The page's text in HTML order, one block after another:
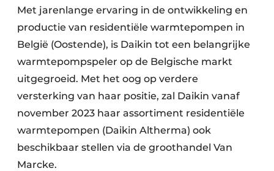
Met jarenlange ervaring in de ontwikkeling en
productie van residentiële warmtepompen in
België (Oostende), is Daikin tot een belangrijke
warmtepompspeler op de Belgische markt
uitgegroeid. Met het oog op verdere
versterking van haar positie, zal Daikin vanaf
november 2023 haar assortiment residentiële
warmtepompen (Daikin Altherma) ook
beschikbaar stellen via de groothandel Van
Marcke.